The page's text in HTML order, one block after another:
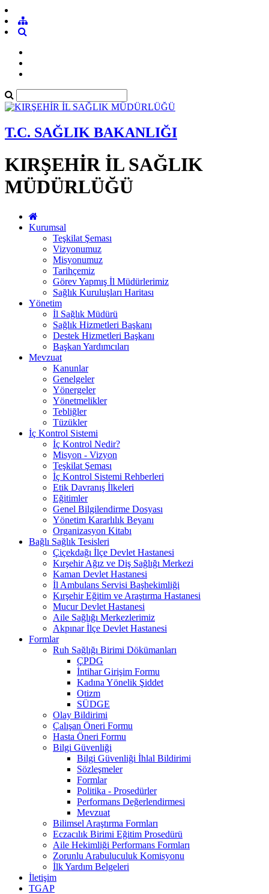
T.C. SAĞLIK BAKANLIĞI
KIRŞEHİR İL SAĞLIK
MÜDÜRLÜĞÜ
Kurumsal
Teşkilat Şeması
Vizyonumuz
Misyonumuz
Tarihçemiz
Görev Yapmış İl Müdürlerimiz
Sağlık Kuruluşları Haritası
Yönetim
İl Sağlık Müdürü
Sağlık Hizmetleri Başkanı
Destek Hizmetleri Başkanı
Başkan Yardımcıları
Mevzuat
Kanunlar
Genelgeler
Yönergeler
Yönetmelikler
Tebliğler
Tüzükler
İç Kontrol Sistemi
İç Kontrol Nedir?
Misyon - Vizyon
Teşkilat Şeması
İç Kontrol Sistemi Rehberleri
Etik Davranış İlkeleri
Eğitimler
Genel Bilgilendirme Dosyası
Yönetim Kararlılık Beyanı
Organizasyon Kitabı
Bağlı Sağlık Tesisleri
Çiçekdağı İlçe Devlet Hastanesi
Kırşehir Ağız ve Diş Sağlığı Merkezi
Kaman Devlet Hastanesi
İl Ambulans Servisi Başhekimliği
Kırşehir Eğitim ve Araştırma Hastanesi
Mucur Devlet Hastanesi
Aile Sağlığı Merkezlerimiz
Akpınar İlçe Devlet Hastanesi
Formlar
Ruh Sağlığı Birimi Dökümanları
ÇPDG
İntihar Girişim Formu
Kadına Yönelik Şiddet
Otizm
SÜDGE
Olay Bildirimi
Çalışan Öneri Formu
Hasta Öneri Formu
Bilgi Güvenliği
Bilgi Güvenliği İhlal Bildirimi
Sözleşmeler
Formlar
Politika - Prosedürler
Performans Değerlendirmesi
Mevzuat
Bilimsel Araştırma Formları
Eczacılık Birimi Eğitim Prosedürü
Aile Hekimliği Performans Formları
Zorunlu Arabuluculuk Komisyonu
İlk Yardım Belgeleri
İletişim
TGAP